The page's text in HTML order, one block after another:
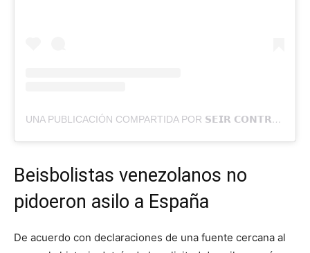
UNA PUBLICACIÓN COMPARTIDA POR 𝗦𝗘𝗜𝗥 𝗖𝗢𝗡𝗧𝗥𝗘𝗥𝗔𝗦 (@SEIRCONTRERAS)
Beisbolistas venezolanos no
pidoeron asilo a España
De acuerdo con declaraciones de una fuente cercana al